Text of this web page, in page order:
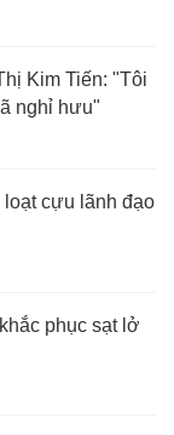
Kim Tiến: "Tôi
nghỉ hưu"
loạt cựu lãnh đạo
phục sạt lở